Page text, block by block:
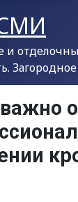
и
Загородное